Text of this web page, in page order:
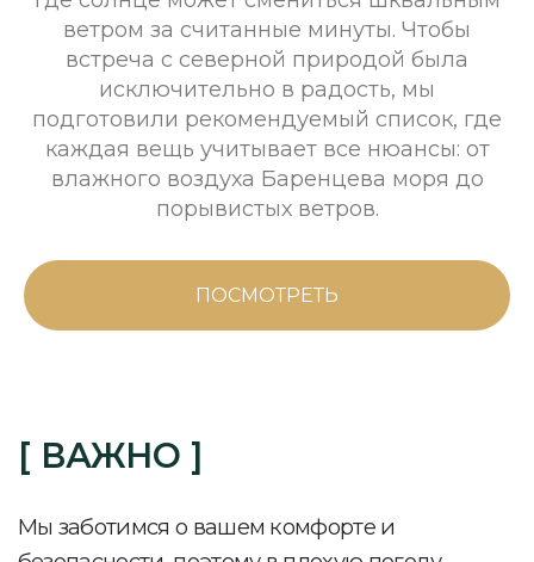
ветром за считанные минуты. Чтобы
встреча с северной природой была
исключительно в радость, мы
подготовили рекомендуемый список, где
каждая вещь учитывает все нюансы: от
влажного воздуха Баренцева моря до
порывистых ветров.
ПОСМОТРЕТЬ
альтернативную программу.